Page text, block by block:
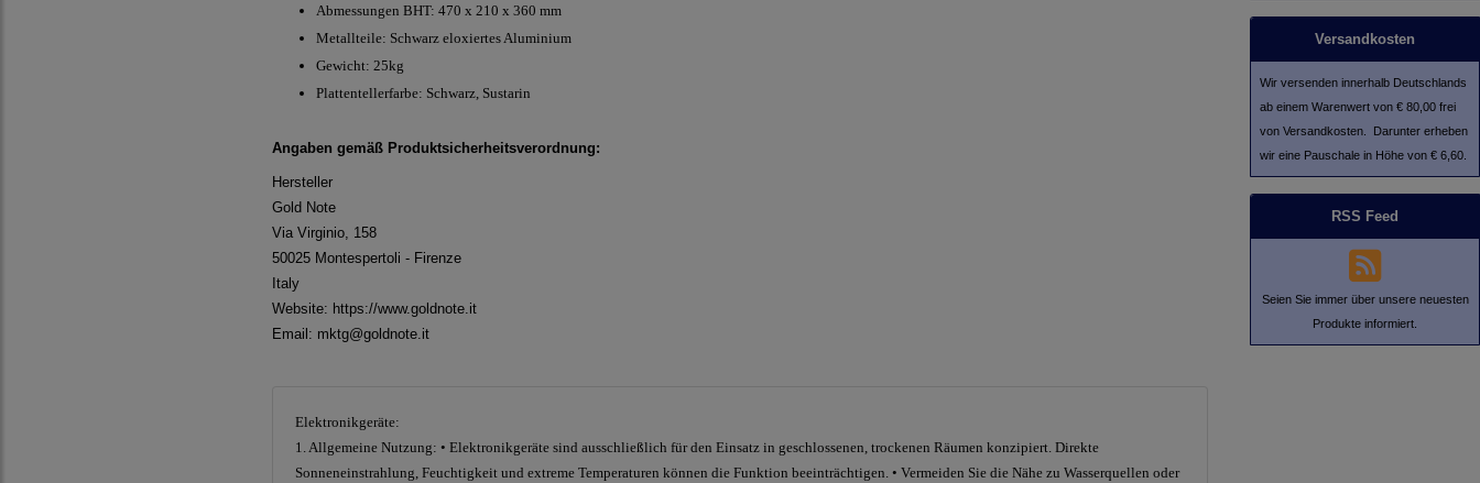
Abmessungen BHT: 470 x 210 x 360 mm
Metallteile: Schwarz eloxiertes Aluminium
Gewicht: 25kg
Plattentellerfarbe: Schwarz, Sustarin
Angaben gemäß Produktsicherheitsverordnung:
Hersteller
Gold Note
Via Virginio, 158
50025 Montespertoli - Firenze
Italy
Website: https://www.goldnote.it
Email: mktg@goldnote.it
Elektronikgeräte:
1. Allgemeine Nutzung: • Elektronikgeräte sind ausschließlich für den Einsatz in geschlossenen, trockenen Räumen konzipiert. Direkte
Sonneneinstrahlung, Feuchtigkeit und extreme Temperaturen können die Funktion beeinträchtigen. • Vermeiden Sie die Nähe zu Wasserquellen oder
Versandkosten
Wir versenden innerhalb Deutschlands
ab einem Warenwert von € 80,00 frei
von Versandkosten. Darunter erheben
wir eine Pauschale in Höhe von € 6,60.
RSS Feed
Seien Sie immer über unsere neuesten
Produkte informiert.